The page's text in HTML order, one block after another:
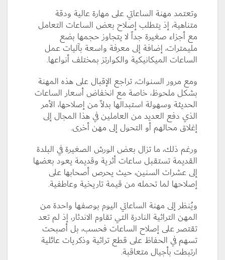
وتعتمد مهنة الساعاتي على مهارة عالية ودقة
متناهية، إذ يتطلب إصلاح بعض الساعات التعامل
مع أجزاء صغيرة جداً لا يتجاوز حجمها بضع
مليمترات، إضافة إلى معرفة واسعة بآليات عمل
الساعات الميكانيكية والكوارتز بمختلف أنواعها.
ومع مرور السنوات، تراجع الإقبال على هذه المهنة
بشكل ملحوظ، خاصة مع انخفاض أسعار الساعات
الحديثة وسهولة استبدالها بدلاً من إصلاحها، الأمر
الذي دفع العديد من العاملين في هذا المجال إلى
إغلاق محالهم أو التحول إلى مهن أخرى.
ورغم ذلك، ما تزال بعض الورش الصغيرة في البلدة
القديمة تستقبل ساعات أثرية وقديمة يعود بعضها
إلى عشرات السنين، حيث يحرص أصحابها على
إصلاحها لما تحمله من قيمة تاريخية وعاطفية.
ويُنظر إلى مهنة الساعاتي اليوم بوصفها واحدة من
المهن التراثية النادرة التي تقاوم الاندثار، إذ لم تعد
تقتصر على إصلاح الساعات فحسب، بل أصبحت
تسهم في الحفاظ على قطع تراثية وذكريات عائلية
ارتبطت بأجيال متعاقبة.